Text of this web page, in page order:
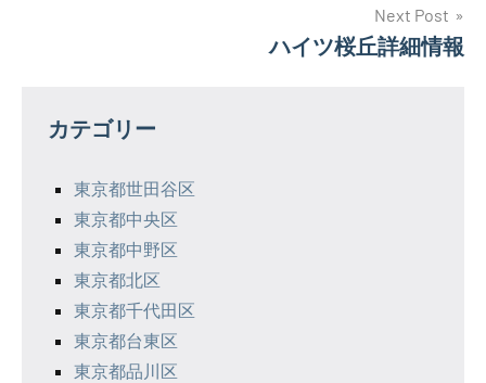
ー
Next Post
ハイツ桜丘詳細情報
カテゴリー
東京都世田谷区
東京都中央区
東京都中野区
東京都北区
東京都千代田区
東京都台東区
東京都品川区